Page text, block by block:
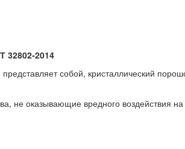
32802-2014
собой, кристаллический
не оказывающие вредного воздействия